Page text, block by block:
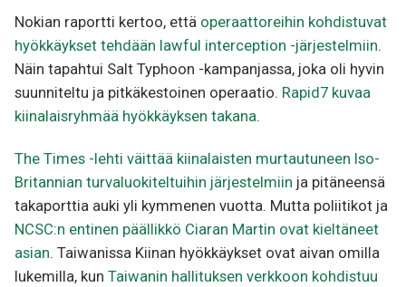
Nokian raportti kertoo, että operaattoreihin kohdistuvat
hyökkäykset tehdään lawful interception -järjestelmiin.
Näin tapahtui Salt Typhoon -kampanjassa, joka oli hyvin
suunniteltu ja pitkäkestoinen operaatio. Rapid7 kuvaa
kiinalaisryhmää hyökkäyksen takana.
The Times -lehti väittää kiinalaisten murtautuneen Iso-
Britannian turvaluokiteltuihin järjestelmiin ja pitäneensä
takaporttia auki yli kymmenen vuotta. Mutta poliitikot ja
NCSC:n entinen päällikkö Ciaran Martin ovat kieltäneet
asian. Taiwanissa Kiinan hyökkäykset ovat aivan omilla
lukemilla, kun Taiwanin hallituksen verkkoon kohdistuu